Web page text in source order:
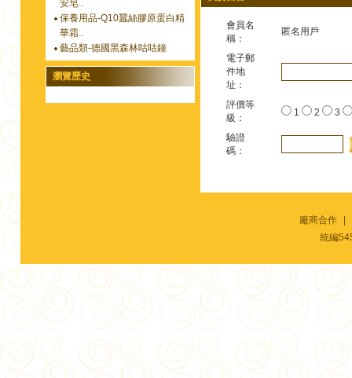
安皂..
保養用品-Q10蠶絲膠原蛋白精
華霜..
藝品類-德國黑森林咕咕鐘
瀏覽歷史
會員名
稱：
匿名用戶
電子郵
件地
址：
評價等
級：
1 2 3
驗證
碼：
廠商合作
統編